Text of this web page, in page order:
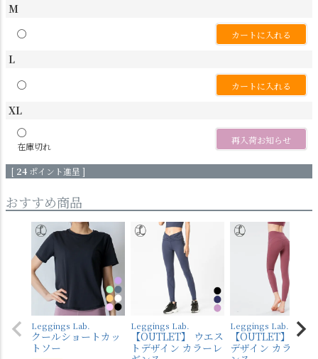
M
〇
カートに入れる
L
〇
カートに入れる
XL
〇
在庫切れ
再入荷お知らせ
[ 24 ポイント進呈 ]
おすすめ商品
Leggings Lab.
クールショートカッ
トソー
Leggings Lab.
【OUTLET】 ウエス
トデザイン カラーレ
Leggings Lab.
【OUTLET】 バッ
デザイン カラーレ